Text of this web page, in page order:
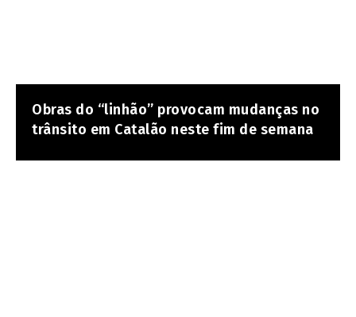
Obras do “linhão” provocam mudanças no
trânsito em Catalão neste fim de semana